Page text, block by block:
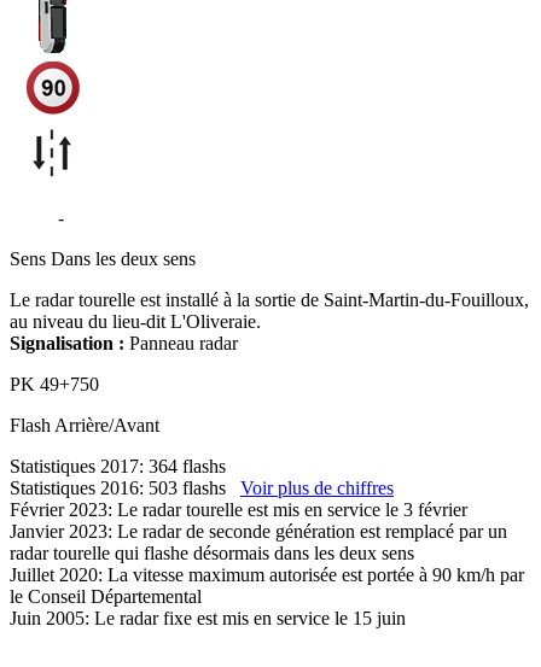
-
Sens Dans les deux sens
Le radar tourelle est installé à la sortie de Saint-Martin-du-Fouilloux,
au niveau du lieu-dit L'Oliveraie.
Signalisation : Panneau radar
PK 49+750
Flash Arrière/Avant
Statistiques 2017: 364 flashs
Statistiques 2016: 503 flashs Voir plus de chiffres
Février 2023: Le radar tourelle est mis en service le 3 février
Janvier 2023: Le radar de seconde génération est remplacé par un
radar tourelle qui flashe désormais dans les deux sens
Juillet 2020: La vitesse maximum autorisée est portée à 90 km/h par
le Conseil Départemental
Juin 2005: Le radar fixe est mis en service le 15 juin